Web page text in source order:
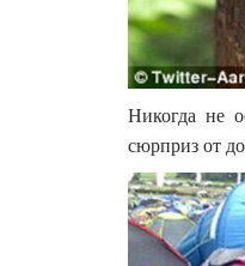
Никогда не
сюрприз от